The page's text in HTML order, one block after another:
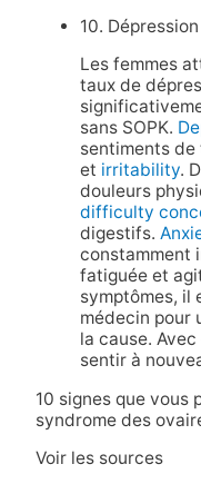
10.
Les femmes
taux de
sans SOPK.
sentiments de
et irritability.
douleurs
difficulty
digestifs.
constamment
fatiguée et
symptômes, il
médecin pour
la cause.
sentir à
10 signes que vous
syndrome des
Voir les sources